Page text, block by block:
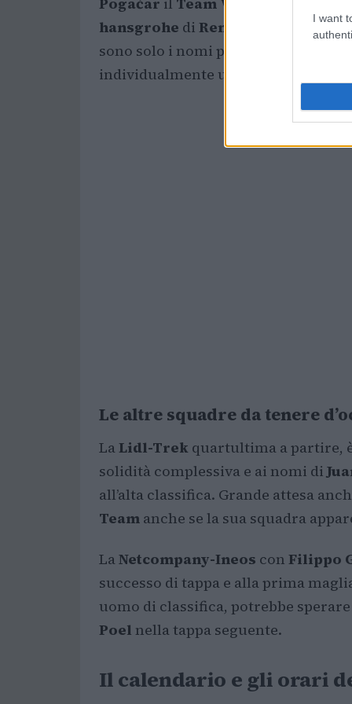
I want
hansgrohe di Remco Evenepoele
sono solo i nomi più attesi del
individualmente una crono di questo
Le altre squadre da tenere
LaLidl-Trek quartultima a partire,
solidità complessiva e ai nomi di
all’alta classifica. Grande attesa
Team anche se la sua squadra
LaNetcompany-Ineos con Filippo
successo di tappa e alla prima
uomo di classifica, potrebbe
Poel nella tappa seguente.
Il calendario e gli orari